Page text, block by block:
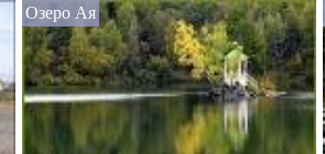
Озеро Ая